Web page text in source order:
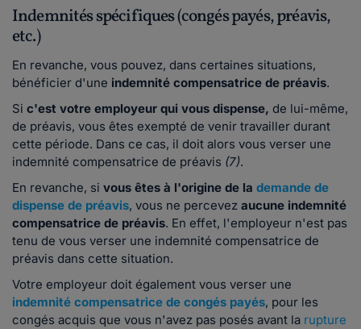
Indemnités spécifiques (congés payés, préavis,
etc.)
En revanche, vous pouvez, dans certaines situations,
bénéficier d'une indemnité compensatrice de préavis.
Si c'est votre employeur qui vous dispense, de lui-même,
de préavis, vous êtes exempté de venir travailler durant
cette période. Dans ce cas, il doit alors vous verser une
indemnité compensatrice de préavis (7).
En revanche, si vous êtes à l'origine de la demande de
dispense de préavis, vous ne percevez aucune indemnité
compensatrice de préavis. En effet, l'employeur n'est pas
tenu de vous verser une indemnité compensatrice de
préavis dans cette situation.
Votre employeur doit également vous verser une
indemnité compensatrice de congés payés, pour les
congés acquis que vous n'avez pas posés avant la rupture